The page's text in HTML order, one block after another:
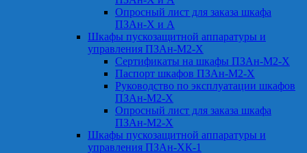
Опросный лист для заказа шкафа
ПЗАн-Х и А
Шкафы пускозащитной аппаратуры и
управления ПЗАн-М2-Х
Сертификаты на шкафы ПЗАн-М2-Х
Паспорт шкафов ПЗАн-М2-Х
Руководство по эксплуатации шкафов
ПЗАн-М2-Х
Опросный лист для заказа шкафа
ПЗАн-М2-Х
Шкафы пускозащитной аппаратуры и
управления ПЗАн-ХК-1